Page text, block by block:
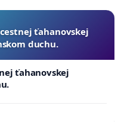
ťahanovskej
duchu.
ťahanovskej